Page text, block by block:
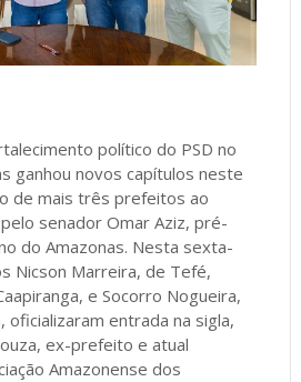
político do PSD no
ganhou novos capítulos neste
de mais três prefeitos ao
senador Omar Aziz, pré-
do Amazonas. Nesta sexta-
Nicson Marreira, de Tefé,
e Socorro Nogueira,
oficializaram entrada na sigla,
ex-prefeito e atual
Amazonense dos